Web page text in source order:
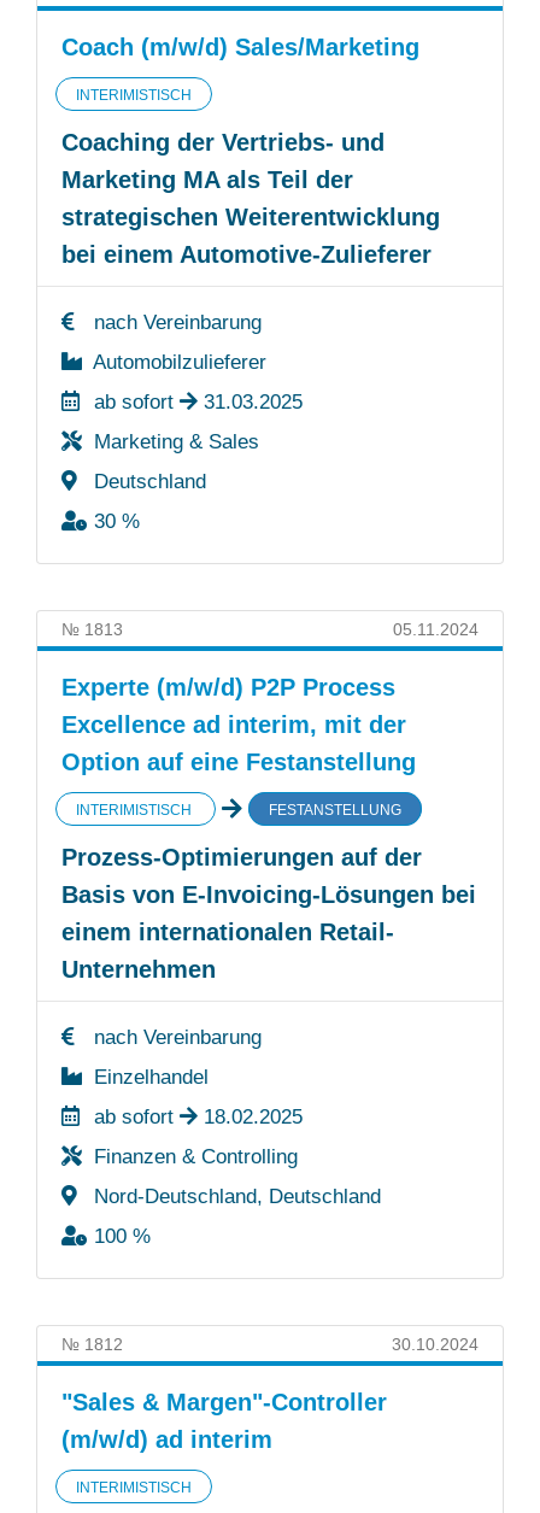
Coach (m/w/d) Sales/Marketing
INTERIMISTISCH
Coaching der Vertriebs- und
Marketing MA als Teil der
strategischen Weiterentwicklung
bei einem Automotive-Zulieferer
nach Vereinbarung
Automobilzulieferer
ab sofort
31.03.2025
Marketing & Sales
Deutschland
30 %
№ 1813 05.11.2024
Experte (m/w/d) P2P Process
Excellence ad interim, mit der
Option auf eine Festanstellung
INTERIMISTISCH FESTANSTELLUNG
Prozess-Optimierungen auf der
Basis von E-Invoicing-Lösungen bei
einem internationalen Retail-
Unternehmen
nach Vereinbarung
Einzelhandel
ab sofort
18.02.2025
Finanzen & Controlling
Nord-Deutschland, Deutschland
100 %
№ 1812 30.10.2024
"Sales & Margen"-Controller
(m/w/d) ad interim
INTERIMISTISCH